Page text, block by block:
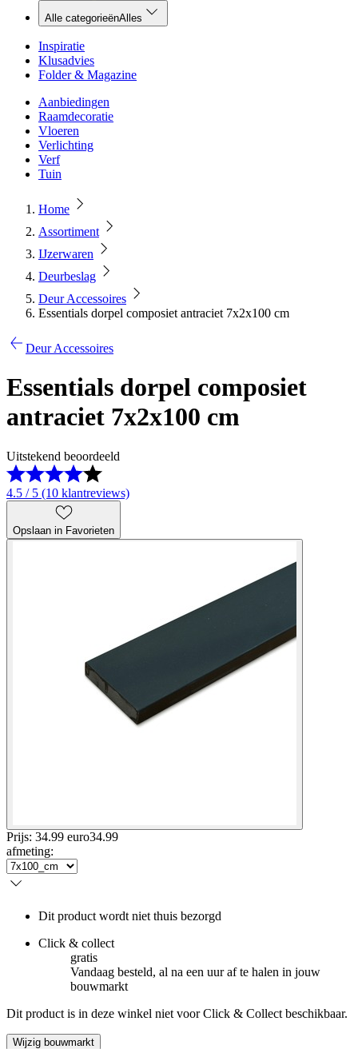
Alle categorieënAlles
Inspiratie
Klusadvies
Folder & Magazine
Aanbiedingen
Raamdecoratie
Vloeren
Verlichting
Verf
Tuin
Home
Assortiment
IJzerwaren
Deurbeslag
Deur Accessoires
Essentials dorpel composiet antraciet 7x2x100 cm
Deur Accessoires
Essentials dorpel composiet
antraciet 7x2x100 cm
Uitstekend beoordeeld
4.5 / 5 (10 klantreviews)
Opslaan in Favorieten
Prijs: 34.99 euro34.99
afmeting:
Dit product wordt niet thuis bezorgd
Click & collect
gratis
Vandaag besteld, al na een uur af te halen in jouw
bouwmarkt
Dit product is in deze winkel niet voor Click & Collect beschikbaar.
Wijzig bouwmarkt